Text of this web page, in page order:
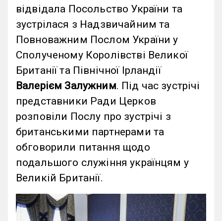
відвідала Посольство України та
зустрілася з Надзвичайним та
Повноважним Послом України у
Сполученому Королівстві Великої
Британії та Північної Ірландії
Валерієм Залужним. Під час зустрічі
представники Ради Церков
розповіли Послу про зустрічі з
британськими партнерами та
обговорили питання щодо
подальшого служіння українцям у
Великій Британії.